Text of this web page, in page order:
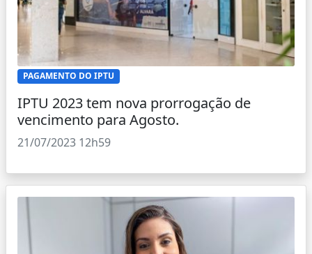
PAGAMENTO DO IPTU
IPTU 2023 tem nova prorrogação de
vencimento para Agosto.
21/07/2023 12h59